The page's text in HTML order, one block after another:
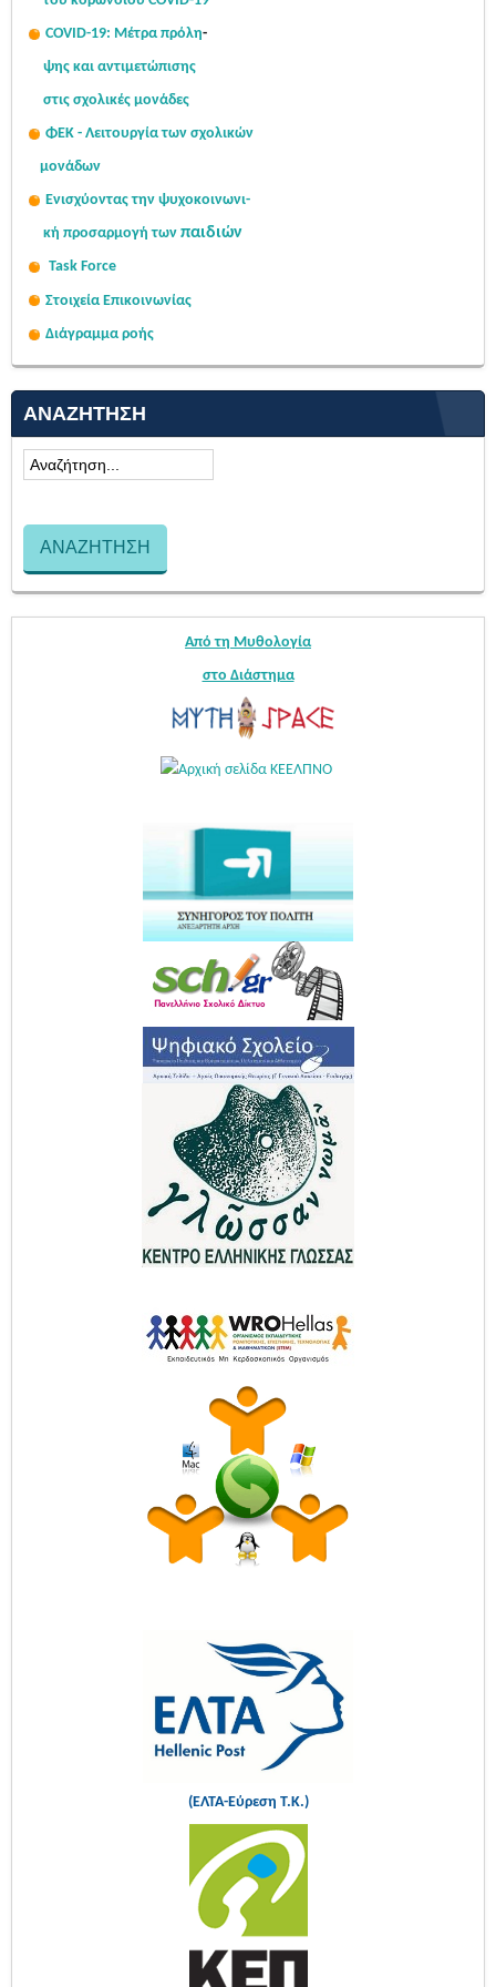
COVID-19: Μέτρα πρόλη-
ψης και αντιμετώπισης
στις σχολικές μονάδες
ΦΕΚ - Λειτουργία των σχολικών
μονάδων
Ενισχύοντας την ψυχοκοινωνι-
κή προσαρμογή των παιδιών
Task Force
Στοιχεία Επικοινωνίας
Διάγραμμα ροής
ΑΝΑΖΉΤΗΣΗ
Από τη Μυθολογία
στο Διάστημα
(ΕΛΤΑ-Εύρεση Τ.Κ.)